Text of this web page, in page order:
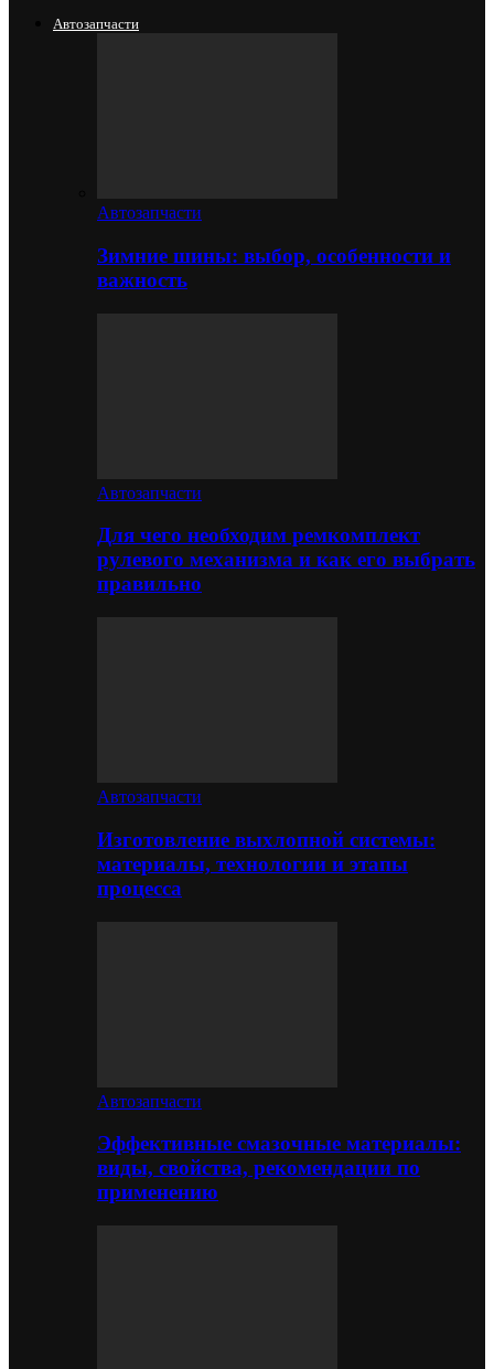
Автозапчасти
Автозапчасти
Зимние шины: выбор, особенности и
важность
Автозапчасти
Для чего необходим ремкомплект
рулевого механизма и как его выбрать
правильно
Автозапчасти
Изготовление выхлопной системы:
материалы, технологии и этапы
процесса
Автозапчасти
Эффективные смазочные материалы:
виды, свойства, рекомендации по
применению